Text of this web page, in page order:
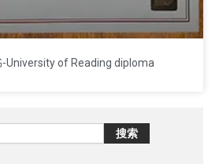
University of Reading diploma
搜索